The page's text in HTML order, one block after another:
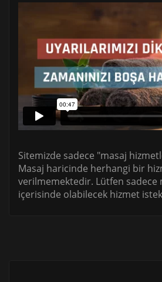
Sitemizde sadece "masaj
Masaj haricinde herhangi bir
verilmemektedir. Lütfen sadece
içerisinde olabilecek hizmet